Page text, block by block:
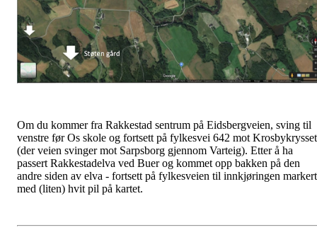
Om du kommer fra Rakkestad sentrum på Eidsbergveien, sving til
venstre før Os skole og fortsett på fylkesvei 642 mot Krosbykrysset
(der veien svinger mot Sarpsborg gjennom Varteig). Etter å ha
passert Rakkestadelva ved Buer og kommet opp bakken på den
andre siden av elva - fortsett på fylkesveien til innkjøringen markert
med (liten) hvit pil på kartet.